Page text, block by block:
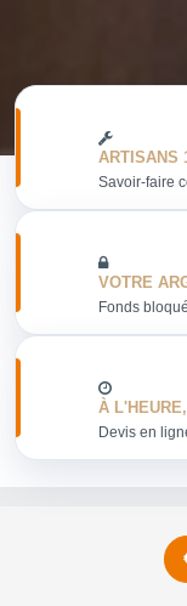
ARTISANS
Savoir-faire
VOTRE
Fonds
À
Devis en